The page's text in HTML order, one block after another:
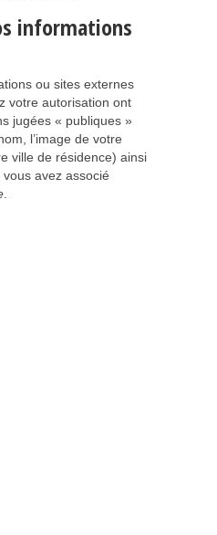
informations
ou sites externes
votre autorisation ont
jugées « publiques »
l’image de votre
ville de résidence) ainsi
avez associé